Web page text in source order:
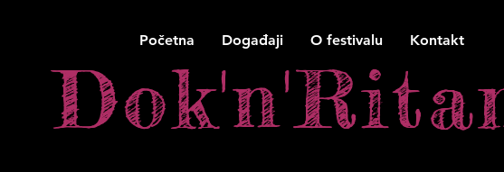
Početna Događaji O festivalu Kontakt